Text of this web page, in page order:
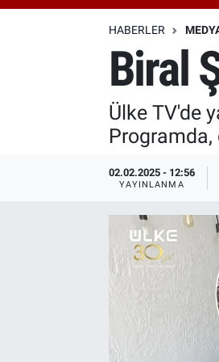
HABERLER
Biral
Ülke TV'de
02.02.2025 - 12:56
YAYINLANMA
Özel Haberler
Özel Haberler
Haber Arşivi